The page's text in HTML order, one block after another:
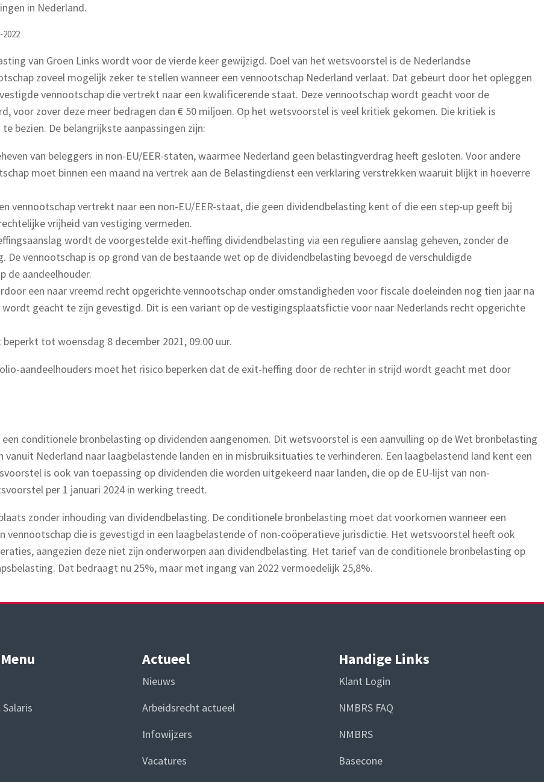
in Nederland.
van Groen Links wordt voor de vierde keer gewijzigd. Doel van het wetsvoorstel is de Nederlandse
zoveel mogelijk zeker te stellen wanneer een vennootschap Nederland verlaat. Dat gebeurt door het opleggen
vennootschap die vertrekt naar een kwalificerende staat. Deze vennootschap wordt geacht voor de
voor zover deze meer bedragen dan € 50 miljoen. Op het wetsvoorstel is veel kritiek gekomen. Die kritiek is
bezien. De belangrijkste aanpassingen zijn:
van beleggers in non-EU/EER-staten, waarmee Nederland geen belastingverdrag heeft gesloten. Voor andere
moet binnen een maand na vertrek aan de Belastingdienst een verklaring verstrekken waaruit blijkt in hoeverre
vennootschap vertrekt naar een non-EU/EER-staat, die geen dividendbelasting kent of die een step-up geeft bij
vrijheid van vestiging vermeden.
wordt de voorgestelde exit-heffing dividendbelasting via een reguliere aanslag geheven, zonder de
vennootschap is op grond van de bestaande wet op de dividendbelasting bevoegd de verschuldigde
de aandeelhouder.
een naar vreemd recht opgerichte vennootschap onder omstandigheden voor fiscale doeleinden nog tien jaar na
geacht te zijn gevestigd. Dit is een variant op de vestigingsplaatsfictie voor naar Nederlands recht opgerichte
tot woensdag 8 december 2021, 09.00 uur.
aandeelhouders moet het risico beperken dat de exit-heffing door de rechter in strijd wordt geacht met door
conditionele bronbelasting op dividenden aangenomen. Dit wetsvoorstel is een aanvulling op de Wet bronbelasting
Nederland naar laagbelastende landen en in misbruiksituaties te verhinderen. Een laagbelastend land kent een
is ook van toepassing op dividenden die worden uitgekeerd naar landen, die op de EU-lijst van non-
per 1 januari 2024 in werking treedt.
zonder inhouding van dividendbelasting. De conditionele bronbelasting moet dat voorkomen wanneer een
vennootschap die is gevestigd in een laagbelastende of non-coöperatieve jurisdictie. Het wetsvoorstel heeft ook
aangezien deze niet zijn onderworpen aan dividendbelasting. Het tarief van de conditionele bronbelasting op
Dat bedraagt nu 25%, maar met ingang van 2022 vermoedelijk 25,8%.
Actueel
Nieuws
Arbeidsrecht actueel
Infowijzers
Vacatures
Handige Links
Klant Login
NMBRS FAQ
NMBRS
Basecone